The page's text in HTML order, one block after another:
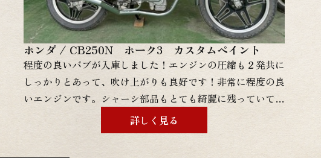
ホンダ / CB250N ホーク3 カスタムペイント
程度の良いバブが入庫しました！エンジンの圧縮も２発共に
しっかりとあって、吹け上がりも良好です！非常に程度の良
いエンジンです。シャーシ部品もとても綺麗に残っていて、
外装もリペイントされて間もないので綺麗な状態です！自賠
責１年付きで１２ヶ月点検費用、登録費用も込みの金額で
す！！現状販売からフルレストアまで幅広く対応させて頂き
詳しく見る